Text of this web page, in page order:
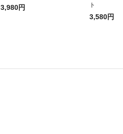
3,980円
ト 送
3,580円